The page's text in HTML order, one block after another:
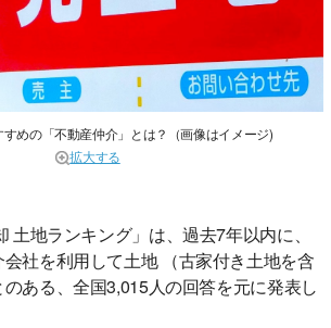
めの「不動産仲介」とは？（画像はイメージ)
拡大する
地ランキング」は、過去7年以内に、
社を利用して土地 （古家付き土地を含
ある、全国3,015人の回答を元に発表し